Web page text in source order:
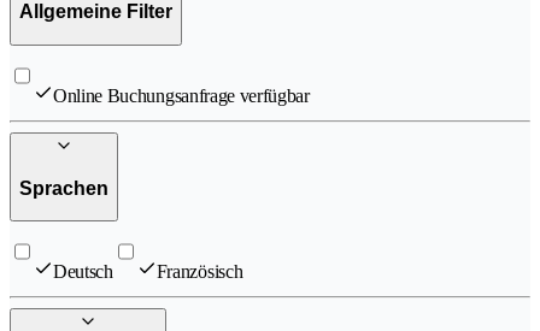
Allgemeine Filter
Online Buchungsanfrage verfügbar
Sprachen
Deutsch Französisch